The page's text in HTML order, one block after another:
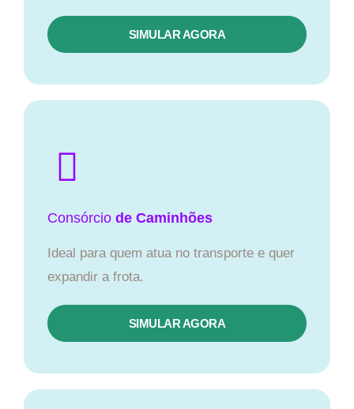
SIMULAR AGORA
Consórcio de Caminhões
Ideal para quem atua no transporte e quer
expandir a frota.
SIMULAR AGORA